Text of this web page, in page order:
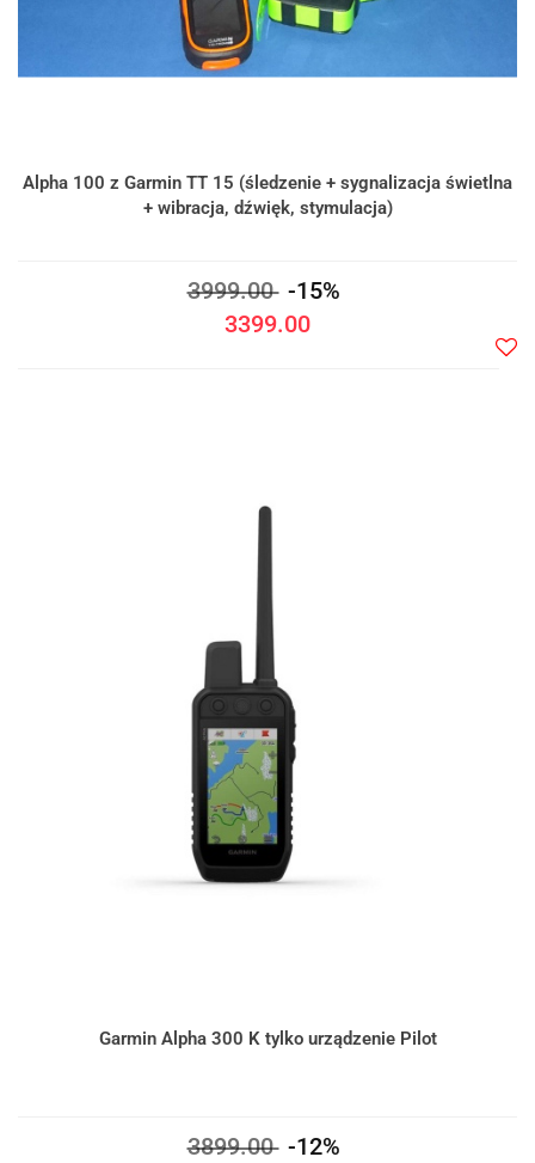
Alpha 100 z Garmin TT 15 (śledzenie + sygnalizacja świetlna
+ wibracja, dźwięk, stymulacja)
3999.00 -15%
3399.00
Garmin Alpha 300 K tylko urządzenie Pilot
3899.00 -12%